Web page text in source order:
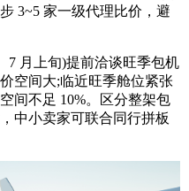
3~5 家一级代理比价，避
月上旬)提前洽谈旺季包机
空间大;临近旺季舱位紧张
间不足 10%。区分整架包
中小卖家可联合同行拼板